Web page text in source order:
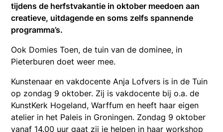
tijdens de herfstvakantie in oktober meedoen aan
creatieve, uitdagende en soms zelfs spannende
programma’s.
Ook Domies Toen, de tuin van de dominee, in
Pieterburen doet weer mee.
Kunstenaar en vakdocente Anja Lofvers is in de Tuin
op zondag 9 oktober. Zij is vakdocente bij o.a. de
KunstKerk Hogeland, Warffum en heeft haar eigen
atelier in het Paleis in Groningen. Zondag 9 oktober
vanaf 14.00 uur gaat zij je helpen in haar workshop